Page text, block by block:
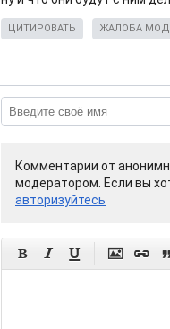
ЦИТИРОВАТЬ ЖАЛОБА
Комментарии от
модератором. Если вы
авторизуйтесь
    